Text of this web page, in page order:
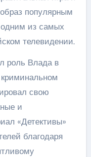
популярным
из самых
телевидении.
роль Влада в
свою
и
«Детективы»
благодаря